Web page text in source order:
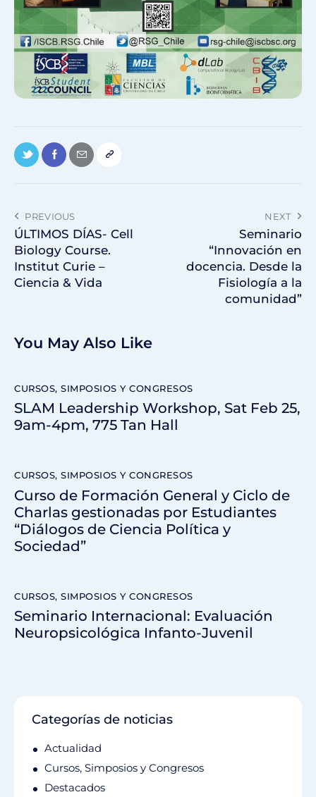
PREVIOUS
ÚLTIMOS DÍAS- Cell
Biology Course.
Institut Curie –
Ciencia & Vida
NEXT
Seminario
“Innovación en
docencia. Desde la
Fisiología a la
comunidad”
You May Also Like
CURSOS, SIMPOSIOS Y CONGRESOS
SLAM Leadership Workshop, Sat Feb 25,
9am-4pm, 775 Tan Hall
CURSOS, SIMPOSIOS Y CONGRESOS
Curso de Formación General y Ciclo de
Charlas gestionadas por Estudiantes
“Diálogos de Ciencia Política y
Sociedad”
CURSOS, SIMPOSIOS Y CONGRESOS
Seminario Internacional: Evaluación
Neuropsicológica Infanto-Juvenil
Categorías de noticias
Actualidad
Cursos, Simposios y Congresos
Destacados